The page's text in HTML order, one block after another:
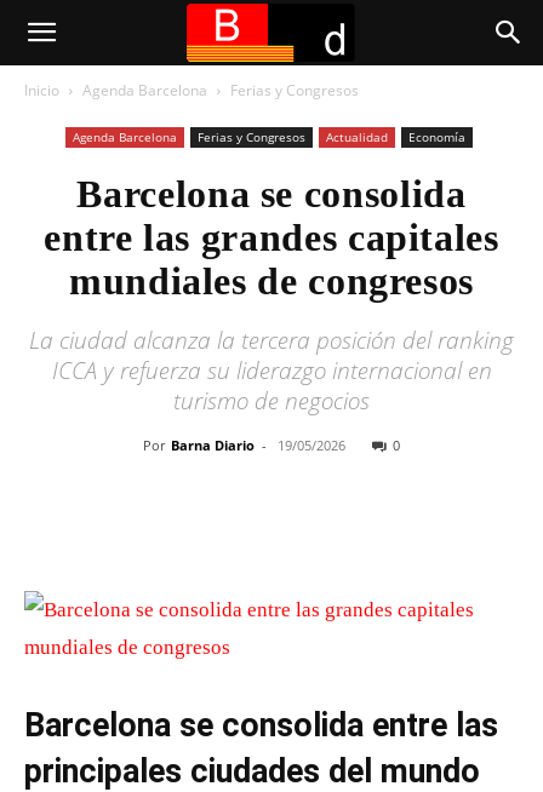
Inicio Agenda Barcelona Ferias y Congresos
Agenda Barcelona Ferias y Congresos Actualidad Economía
Barcelona se consolida
entre las grandes capitales
mundiales de congresos
La ciudad alcanza la tercera posición del ranking
ICCA y refuerza su liderazgo internacional en
turismo de negocios
Por Barna Diario - 19/05/2026 0
Barcelona se consolida entre las
principales ciudades del mundo